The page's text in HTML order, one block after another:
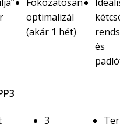
optimalizál
(akár 1 hét)
és
3